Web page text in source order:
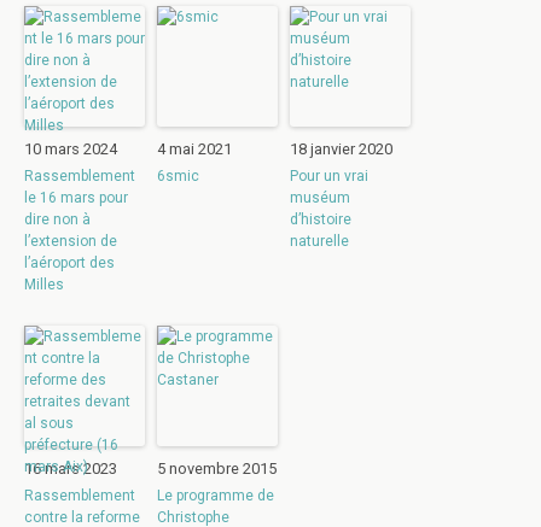
10 mars 2024
Rassemblement
le 16 mars pour
dire non à
l’extension de
l’aéroport des
Milles
4 mai 2021
6smic
18 janvier 2020
Pour un vrai
muséum
d’histoire
naturelle
16 mars 2023
Rassemblement
contre la reforme
5 novembre 2015
Le programme de
Christophe